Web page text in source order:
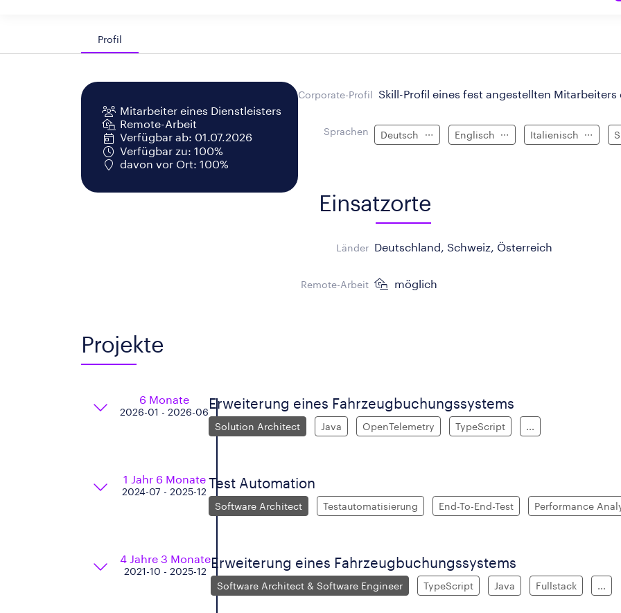
Profil
Mitarbeiter eines Dienstleisters
Remote-Arbeit
Verfügbar ab: 01.07.2026
Verfügbar zu: 100%
davon vor Ort: 100%
Corporate-Profil Skill-Profil eines fest angestellten Mitarbeiters
Sprachen Deutsch Englisch Italienisch
Einsatzorte
Länder Deutschland, Schweiz, Österreich
Remote-Arbeit möglich
Projekte
6 Monate
2026-01 - 2026-06
Erweiterung eines Fahrzeugbuchungssystems
Solution Architect Java OpenTelemetry TypeScript ...
1 Jahr 6 Monate
2024-07 - 2025-12
Test Automation
Software Architect Testautomatisierung End-To-End-Test Performance
4 Jahre 3 Monate
2021-10 - 2025-12
Erweiterung eines Fahrzeugbuchungssystems
Software Architect & Software Engineer TypeScript Java Fullstack ...